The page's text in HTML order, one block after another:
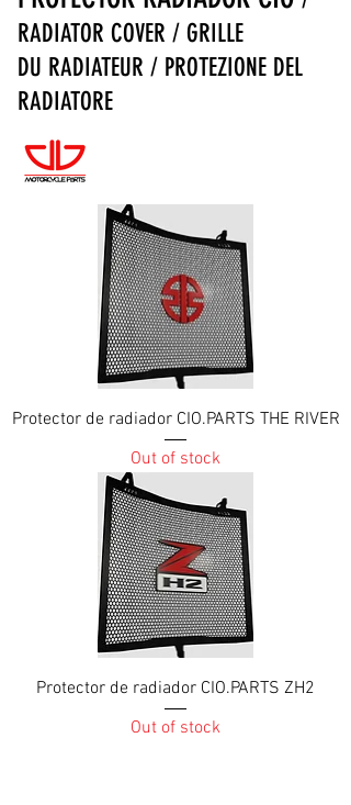
RADIATOR COVER / GRILLE
DU RADIATEUR / PROTEZIONE DEL
RADIATORE
Protector de radiador CIO.PARTS THE RIVER
Out of stock
Protector de radiador CIO.PARTS ZH2
Out of stock